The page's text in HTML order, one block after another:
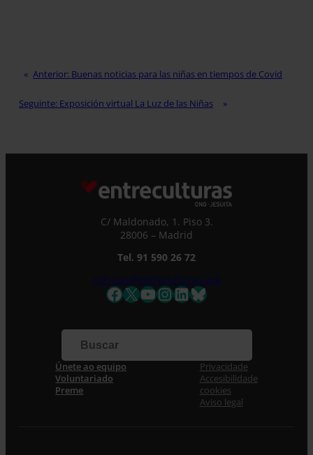
Anterior: Buenas noticias para las niñas en tiempos de Covid
Seguinte: Exposición virtual La Luz de las Niñas
C/ Maldonado, 1. Piso 3.
28006 – Madrid
Tel. 91 590 26 72
noticias@entreculturas.org
Facebook
X YouTube
Instagram
LinkedIn
Bluesky
Únete ao equipo
Voluntariado
Preme
Privacidade
Accesibilidade
cookies
Aviso legal